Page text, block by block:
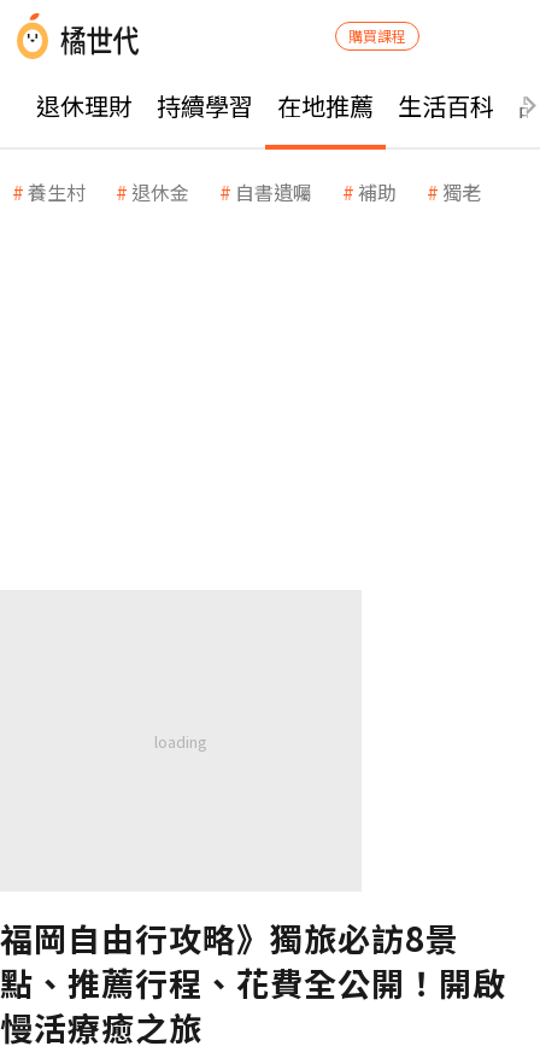
購買課程
退休理財 持續學習 在地推薦 生活百科
養生村 退休金 自書遺囑 補助 獨老
福岡自由行攻略》獨旅必訪8景
點、推薦行程、花費全公開！開啟
慢活療癒之旅